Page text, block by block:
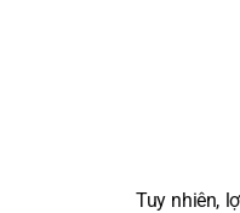
Tuy nhiên,